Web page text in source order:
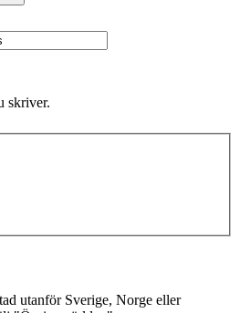
skriver.
utanför Sverige, Norge eller